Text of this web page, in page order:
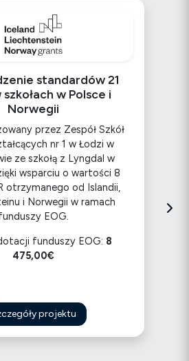
standardów 21
w Polsce i
Norwegii
przez Zespół Szkół
nr 1 w Łodzi w
ze szkołą z Lyngdal w
wsparciu o wartości 8
otrzymanego od Islandii,
i Norwegii w ramach
EOG.
funduszy EOG: 8
475,00€
projektu